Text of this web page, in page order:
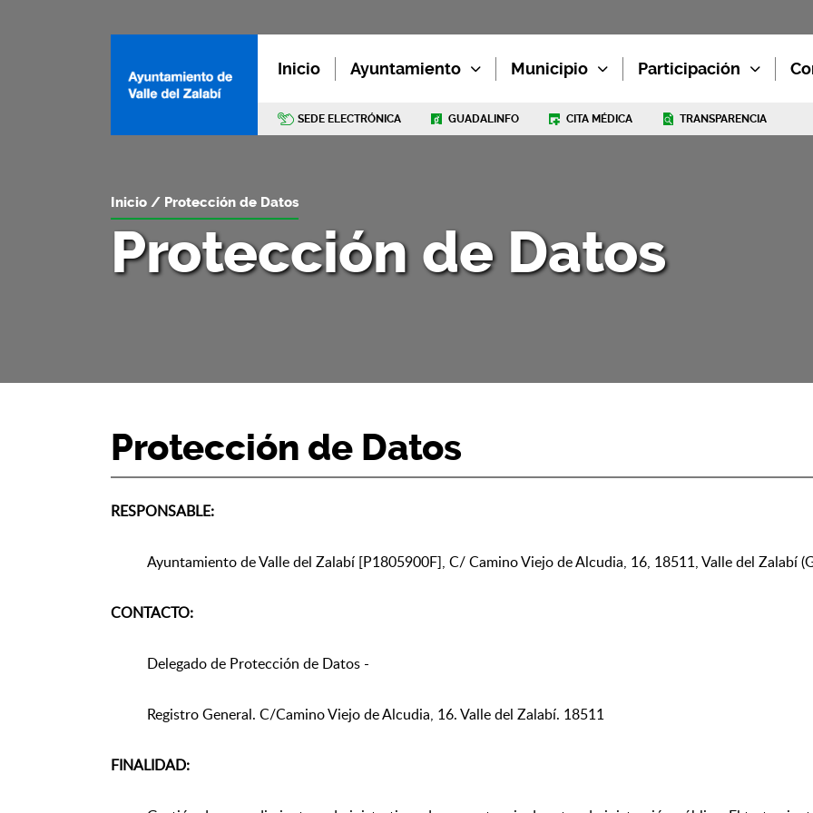
Inicio Ayuntamiento Municipio Participación
SEDE ELECTRÓNICA GUADALINFO CITA MÉDICA TRANSPARENCIA
Protección de Datos
Inicio Protección de Datos
Protección de Datos
RESPONSABLE:
Ayuntamiento de Valle del Zalabí [P1805900F], C/ Camino Viejo de Alcudia, 16, 18511, Valle del Zalabí
CONTACTO:
Delegado de Protección de Datos -
Registro General. C/Camino Viejo de Alcudia, 16. Valle del Zalabí. 18511
FINALIDAD: